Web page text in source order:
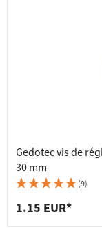
Gedotec vis de
30 mm
(9)
1.15 EUR*